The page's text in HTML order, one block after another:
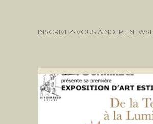
INSCRIVEZ-VOUS À NOTRE